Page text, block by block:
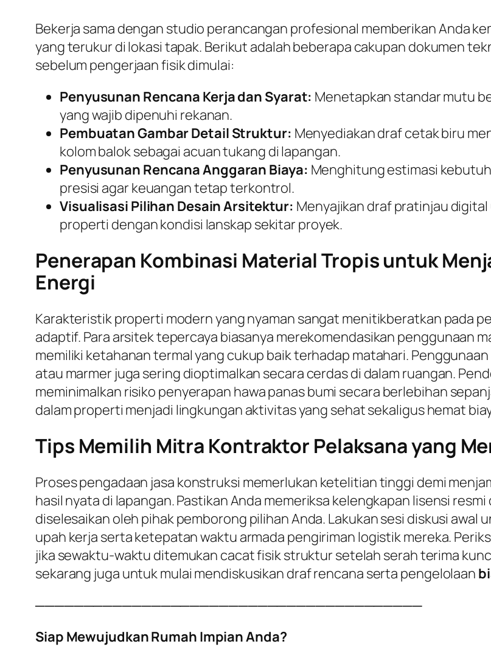
Bekerja sama dengan studio perancangan profesional memberikan Anda
yang terukur di lokasi tapak. Berikut adalah beberapa cakupan dokumen
sebelum pengerjaan fisik dimulai:
Penyusunan Rencana Kerja dan Syarat: Menetapkan standar mutu
yang wajib dipenuhi rekanan.
Pembuatan Gambar Detail Struktur: Menyediakan draf cetak biru
kolom balok sebagai acuan tukang di lapangan.
Penyusunan Rencana Anggaran Biaya: Menghitung estimasi
presisi agar keuangan tetap terkontrol.
Visualisasi Pilihan Desain Arsitektur: Menyajikan draf pratinjau
properti dengan kondisi lanskap sekitar proyek.
Penerapan Kombinasi Material Tropis untuk
Energi
Karakteristik properti modern yang nyaman sangat menitikberatkan pada
adaptif. Para arsitek tepercaya biasanya merekomendasikan penggunaan
memiliki ketahanan termal yang cukup baik terhadap matahari.
atau marmer juga sering dioptimalkan secara cerdas di dalam ruangan.
meminimalkan risiko penyerapan hawa panas bumi secara berlebihan
dalam properti menjadi lingkungan aktivitas yang sehat sekaligus hemat
Tips Memilih Mitra Kontraktor Pelaksana yang
Proses pengadaan jasa konstruksi memerlukan ketelitian tinggi demi
hasil nyata di lapangan. Pastikan Anda memeriksa kelengkapan lisensi
diselesaikan oleh pihak pemborong pilihan Anda. Lakukan sesi diskusi
upah kerja serta ketepatan waktu armada pengiriman logistik mereka.
jika sewaktu-waktu ditemukan cacat fisik struktur setelah serah terima
sekarang juga untuk mulai mendiskusikan draf rencana serta pengelolaan
────────────────────────────────────────
Siap Mewujudkan Rumah Impian Anda?